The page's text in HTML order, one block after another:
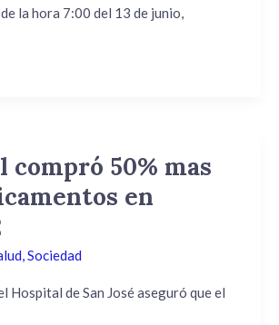
la hora 7:00 del 13 de junio,
compró 50% mas
en
,Sociedad
Hospital de San José aseguró que el